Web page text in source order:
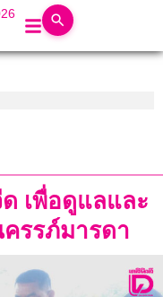
เพื่อดูแลและ
รรภ์มารดา